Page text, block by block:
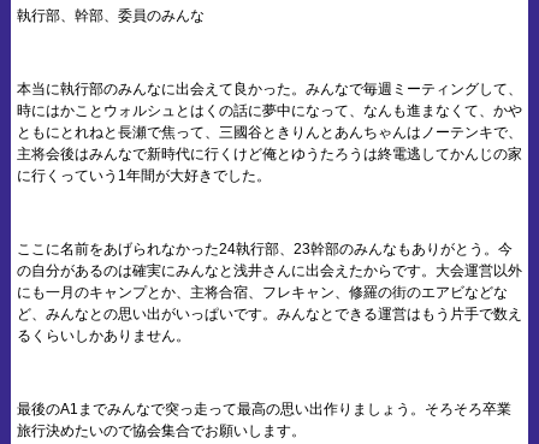
執行部、幹部、委員のみんな
本当に執行部のみんなに出会えて良かった。みんなで毎週ミーティングして、
時にはかことウォルシュとはくの話に夢中になって、なんも進まなくて、かや
ともにとれねと長瀬で焦って、三國谷ときりんとあんちゃんはノーテンキで、
主将会後はみんなで新時代に行くけど俺とゆうたろうは終電逃してかんじの家
に行くっていう1年間が大好きでした。
ここに名前をあげられなかった24執行部、23幹部のみんなもありがとう。今
の自分があるのは確実にみんなと浅井さんに出会えたからです。大会運営以外
にも一月のキャンプとか、主将合宿、フレキャン、修羅の街のエアビなどな
ど、みんなとの思い出がいっぱいです。みんなとできる運営はもう片手で数え
るくらいしかありません。
最後のA1までみんなで突っ走って最高の思い出作りましょう。そろそろ卒業
旅行決めたいので協会集合でお願いします。